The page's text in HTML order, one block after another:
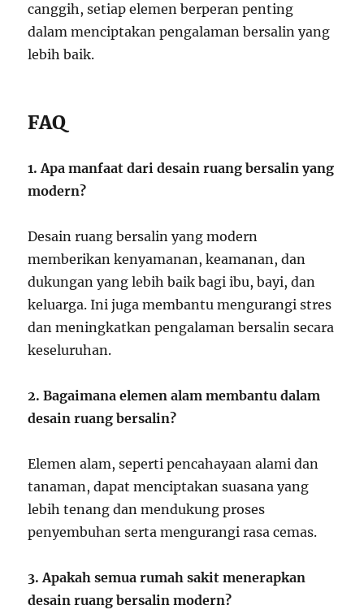
canggih, setiap elemen berperan penting
dalam menciptakan pengalaman bersalin yang
lebih baik.
FAQ
1. Apa manfaat dari desain ruang bersalin yang
modern?
Desain ruang bersalin yang modern
memberikan kenyamanan, keamanan, dan
dukungan yang lebih baik bagi ibu, bayi, dan
keluarga. Ini juga membantu mengurangi stres
dan meningkatkan pengalaman bersalin secara
keseluruhan.
2. Bagaimana elemen alam membantu dalam
desain ruang bersalin?
Elemen alam, seperti pencahayaan alami dan
tanaman, dapat menciptakan suasana yang
lebih tenang dan mendukung proses
penyembuhan serta mengurangi rasa cemas.
3. Apakah semua rumah sakit menerapkan
desain ruang bersalin modern?